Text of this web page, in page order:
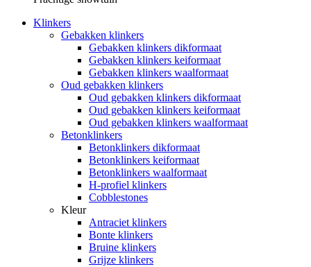
Klinkers
Gebakken klinkers
Gebakken klinkers dikformaat
Gebakken klinkers keiformaat
Gebakken klinkers waalformaat
Oud gebakken klinkers
Oud gebakken klinkers dikformaat
Oud gebakken klinkers keiformaat
Oud gebakken klinkers waalformaat
Betonklinkers
Betonklinkers dikformaat
Betonklinkers keiformaat
Betonklinkers waalformaat
H-profiel klinkers
Cobblestones
Kleur
Antraciet klinkers
Bonte klinkers
Bruine klinkers
Grijze klinkers